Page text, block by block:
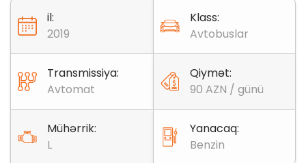
il:
2019
Klass:
Avtobuslar
Transmissiya:
Avtomat
Qiymət:
90 AZN / günü
Mühərrik:
L
Yanacaq:
Benzin